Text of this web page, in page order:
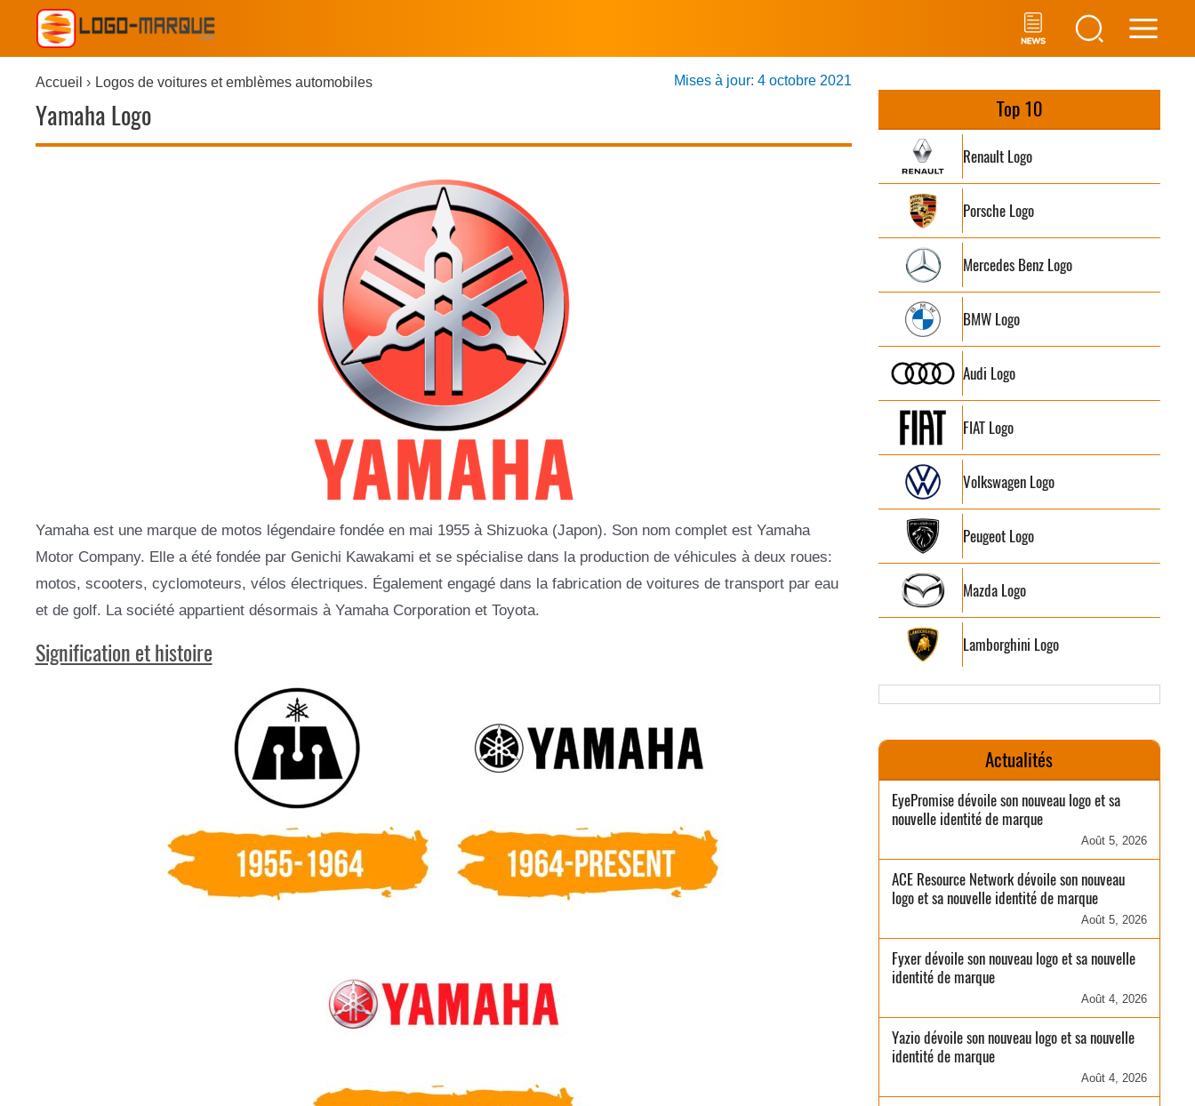
Accueil Logos de voitures et emblèmes automobiles
Yamaha Logo
Mises à jour: 4 octobre 2021
Yamaha est une marque de motos légendaire fondée en mai 1955 à Shizuoka (Japon). Son nom complet est Yamaha
Motor Company. Elle a été fondée par Genichi Kawakami et se spécialise dans la production de véhicules à deux roues:
motos, scooters, cyclomoteurs, vélos électriques. Également engagé dans la fabrication de voitures de transport par eau
et de golf. La société appartient désormais à Yamaha Corporation et Toyota.
Signification et histoire
Top 10
Renault Logo
Porsche Logo
Mercedes Benz Logo
BMW Logo
Audi Logo
FIAT Logo
Volkswagen Logo
Peugeot Logo
Mazda Logo
Lamborghini Logo
Actualités
EyePromise dévoile son nouveau logo et sa
nouvelle identité de marque
Août 5, 2026
ACE Resource Network dévoile son nouveau
logo et sa nouvelle identité de marque
Août 5, 2026
Fyxer dévoile son nouveau logo et sa nouvelle
identité de marque
Août 4, 2026
Yazio dévoile son nouveau logo et sa nouvelle
identité de marque
Août 4, 2026